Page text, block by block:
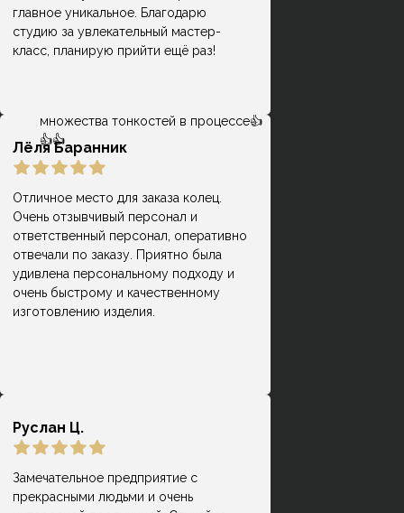
главное уникальное. Благодарю
студию за увлекательный мастер-
класс, планирую прийти ещё раз!
Отличное место для заказа колец.
Очень отзывчивый персонал и
ответственный персонал, оперативно
отвечали по заказу. Приятно была
удивлена персональному подходу и
очень быстрому и качественному
изготовлению изделия.
Лёля Баранник
сопровождает на каждой стадии
выбора, покупки и производства.
Помогли создать мне замечательную
множества тонкостей в процессе👍
👍👍
Замечательное предприятие с
прекрасными людьми и очень
Руслан Ц.
Кольца классные, причем, делают
оперативно, есть своя система
лояльности и скидок, что весьма
приятно) Мне на помолвку молодой
человек заказывал кольцо, но
Гузель
Замечательное место! Долго искала,